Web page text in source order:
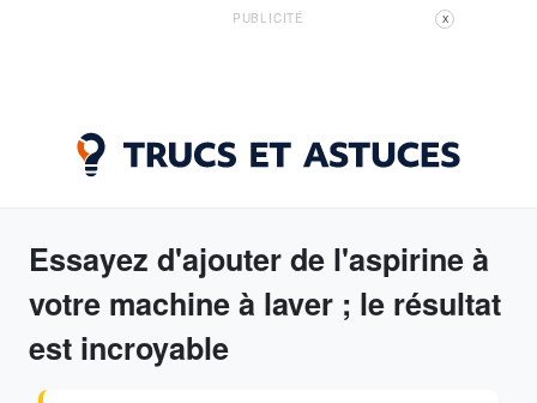
PUBLICITÉ X
Essayez d'ajouter de l'aspirine à
votre machine à laver ; le résultat
est incroyable